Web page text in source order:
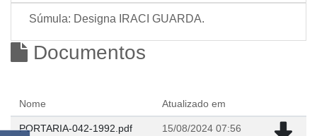
Súmula: Designa IRACI GUARDA.
Documentos
Nome Atualizado em
PORTARIA-042-1992.pdf 15/08/2024 07:56